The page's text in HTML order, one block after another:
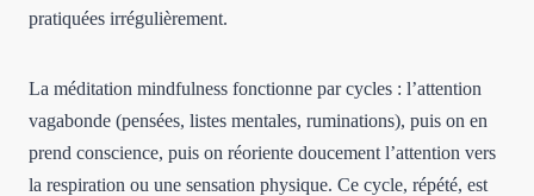
pratiquées irrégulièrement.
La méditation mindfulness fonctionne par cycles : l’attention
vagabonde (pensées, listes mentales, ruminations), puis on en
prend conscience, puis on réoriente doucement l’attention vers
la respiration ou une sensation physique. Ce cycle, répété, est